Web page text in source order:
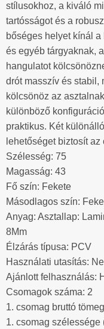
stílusokhoz, a kiváló
tartósságot és a
bőséges helyet kínál
és egyéb tárgyaknak,
hangulatot
drót masszív és stabil,
kölcsönöz az
különböző
praktikus. Két
lehetőséget biztosít
Szélesség: 75
Magasság: 43
Fő szín: Fekete
Másodlagos szín:
Anyag: Asztallap:
8Mm
Élzárás típusa: PCV
Használati utasítás:
Ajánlott felhasználás:
Csomagok száma: 2
1. csomag bruttó
1. csomag szélessége